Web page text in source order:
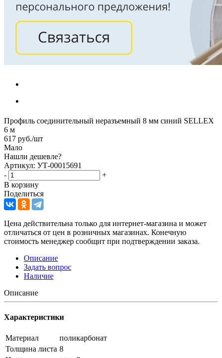
Профиль соединительный неразъемный 8 мм синий SELLEX
6 м
617 руб./шт
Мало
Нашли дешевле?
Артикул: УТ-00015691
-
+
В корзину
Поделиться
Цена действительна только для интернет-магазина и может
отличаться от цен в розничных магазинах. Конечную
стоимость менеджер сообщит при подтверждении заказа.
Описание
Задать вопрос
Наличие
Описание
Характеристики
Материал
поликарбонат
Толщина листа 8